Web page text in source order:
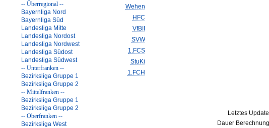
-- Überregional --
Bayernliga Nord
Bayernliga Süd
Landesliga Mitte
Landesliga Nordost
Landesliga Nordwest
Landesliga Südost
Landesliga Südwest
-- Unterfranken --
Bezirksliga Gruppe 1
Bezirksliga Gruppe 2
-- Mittelfranken --
Bezirksliga Gruppe 1
Bezirksliga Gruppe 2
-- Oberfranken --
Bezirksliga West
Wehen
HFC
VfBII
SVW
1.FCS
StuKi
1.FCH
Letztes
Dauer